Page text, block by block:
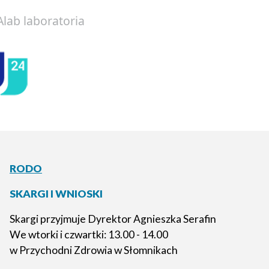
laboratoria
RODO
SKARGI I WNIOSKI
Skargi przyjmuje Dyrektor Agnieszka Serafin
We wtorki i czwartki: 13.00 - 14.00
w Przychodni Zdrowia w Słomnikach